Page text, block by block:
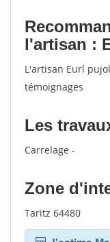
l'artisan :
L'artisan Eurl
témoignages
Les
Carrelage -
Zone
Taritz 64480